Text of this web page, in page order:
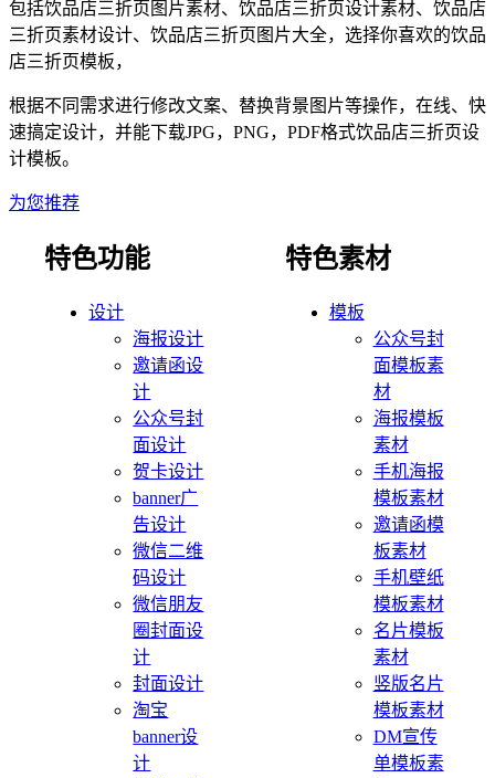
包括饮品店三折页 图片素材、 饮品店三折页设计素材、 饮品店
三折页素材设计、 饮品店三折页 图片大全，选择你喜欢的饮品
店三折页模板，
根据不同需求进行修改文案、替换背景图片等操作，在线、快
速搞定设计，并能下载JPG，PNG，PDF格式饮品店三折页设
计模板。
为您推荐
特色功能
设计
海报设计
邀请函设
计
公众号封
面设计
贺卡设计
banner广
告设计
微信二维
码设计
微信朋友
圈封面设
计
封面设计
淘宝
banner设
计
特色素材
模板
公众号封
面模板素
材
海报模板
素材
手机海报
模板素材
邀请函模
板素材
手机壁纸
模板素材
名片模板
素材
竖版名片
模板素材
DM宣传
单模板素